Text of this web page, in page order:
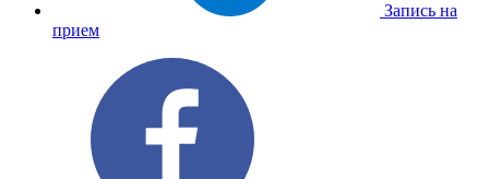
Запись на
прием